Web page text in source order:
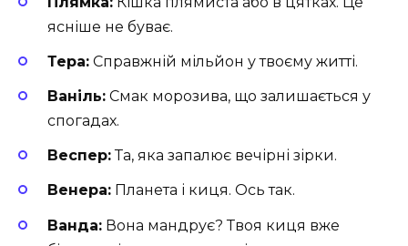
ясніше не буває.
Тера: Справжній мільйон у твоєму житті.
Ваніль: Смак морозива, що залишається у
спогадах.
Веспер:Та, яка запалює вечірні зірки.
Венера: Планета і киця. Ось так.
Ванда: Вона мандрує? Твоя киця вже